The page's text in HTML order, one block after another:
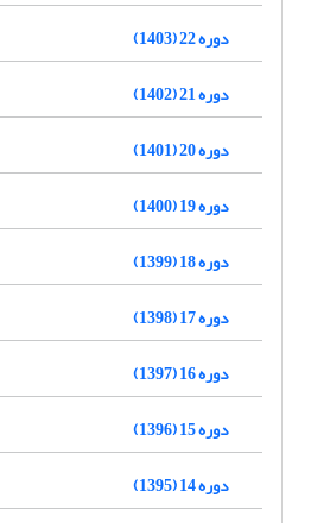
دوره 22 (1403)
دوره 21 (1402)
دوره 20 (1401)
دوره 19 (1400)
دوره 18 (1399)
دوره 17 (1398)
دوره 16 (1397)
دوره 15 (1396)
دوره 14 (1395)